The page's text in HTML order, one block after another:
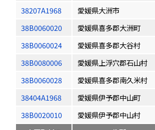
38207A1968
愛媛県大洲市
38B0060020
愛媛県喜多郡大洲町
38B0060024
愛媛県喜多郡大谷村
38B0080006
愛媛県上浮穴郡石山村
38B0060028
愛媛県喜多郡南久米村
38404A1968
愛媛県伊予郡中山町
38B0020010
愛媛県伊予郡中山村